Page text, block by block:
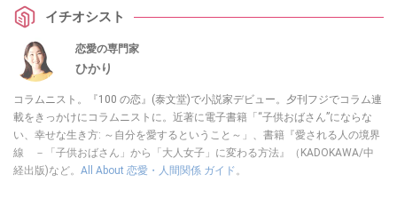
イチオシスト
恋愛の専門家
ひかり
コラムニスト。『100 の恋』(泰文堂)で小説家デビュー。夕刊フジでコラム連
載をきっかけにコラムニストに。近著に電子書籍「“子供おばさん”にならな
い、幸せな生き方: ～自分を愛するということ～」、書籍『愛される人の境界
線 －「子供おばさん」から「大人女子」に変わる方法』（KADOKAWA/中
経出版)など。 All About 恋愛・人間関係 ガイド。